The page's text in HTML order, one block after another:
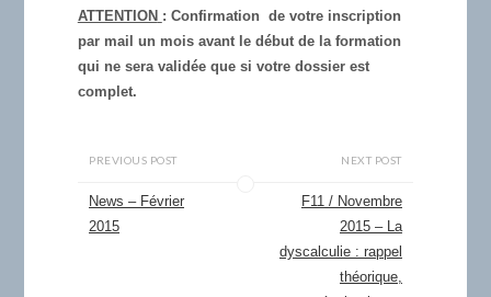
ATTENTION : Confirmation de votre inscription
par mail un mois avant le début de la formation
qui ne sera validée que si votre dossier est
complet.
PREVIOUS POST
News – Février
2015
NEXT POST
F11 / Novembre
2015 – La
dyscalculie : rappel
théorique,